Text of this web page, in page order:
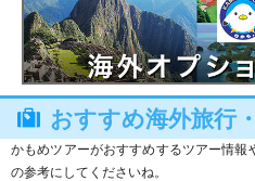
おすすめ海外旅行
かもめツアーがおすすめするツアー情
の参考にしてくださいね。